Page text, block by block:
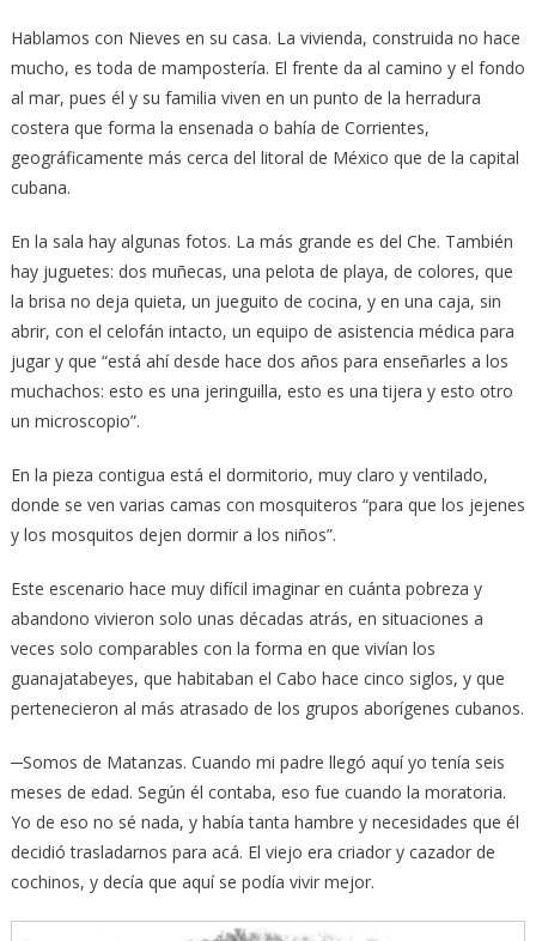
Hablamos con Nieves en su casa. La vivienda, construida no hace
mucho, es toda de mampostería. El frente da al camino y el fondo
al mar, pues él y su familia viven en un punto de la herradura
costera que forma la ensenada o bahía de Corrientes,
geográficamente más cerca del litoral de México que de la capital
cubana.
En la sala hay algunas fotos. La más grande es del Che. También
hay juguetes: dos muñecas, una pelota de playa, de colores, que
la brisa no deja quieta, un jueguito de cocina, y en una caja, sin
abrir, con el celofán intacto, un equipo de asistencia médica para
jugar y que “está ahí desde hace dos años para enseñarles a los
muchachos: esto es una jeringuilla, esto es una tijera y esto otro
un microscopio”.
En la pieza contigua está el dormitorio, muy claro y ventilado,
donde se ven varias camas con mosquiteros “para que los jejenes
y los mosquitos dejen dormir a los niños”.
Este escenario hace muy difícil imaginar en cuánta pobreza y
abandono vivieron solo unas décadas atrás, en situaciones a
veces solo comparables con la forma en que vivían los
guanajatabeyes, que habitaban el Cabo hace cinco siglos, y que
pertenecieron al más atrasado de los grupos aborígenes cubanos.
─Somos de Matanzas. Cuando mi padre llegó aquí yo tenía seis
meses de edad. Según él contaba, eso fue cuando la moratoria.
Yo de eso no sé nada, y había tanta hambre y necesidades que él
decidió trasladarnos para acá. El viejo era criador y cazador de
cochinos, y decía que aquí se podía vivir mejor.